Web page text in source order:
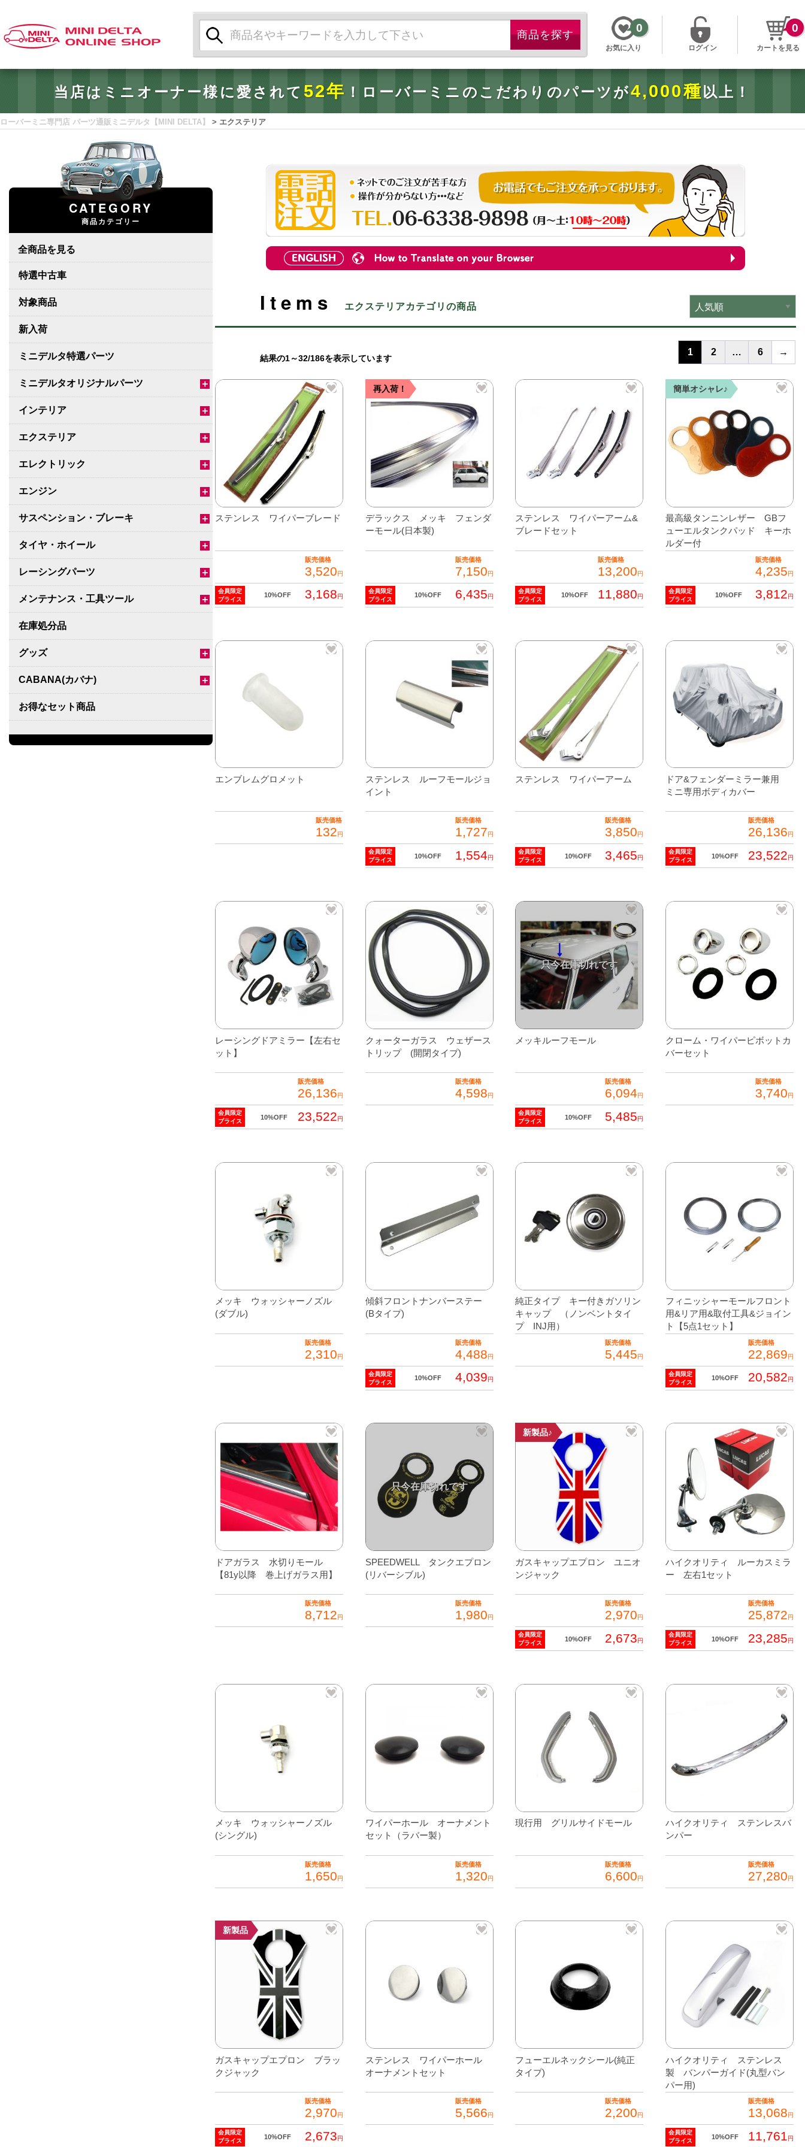
索:
お気に入り
0
ログイン カートを見る
0
当店はミニオーナー様に愛されて52年 ！ローバーミニのこだわりのパーツが4,000種 以上！
ローバーミニ専門店 パーツ通販ミニデルタ【MINI DELTA】 > エクステリア
CATEGORY
商品カテゴリー
全商品を見る
特選中古車
対象商品
新入荷
ミニデルタ特選パーツ
＋
ミニデルタオリジナルパーツ
＋
インテリア
＋
エクステリア
＋
エレクトリック
＋
エンジン
＋
サスペンション・ブレーキ
＋
タイヤ・ホイール
＋
レーシングパーツ
＋
メンテナンス・工具ツール
在庫処分品
＋
グッズ
＋
CABANA(カバナ)
お得なセット商品
チームマルヤマ
Items エクステリアカテゴリの商品
結果の1～32/186を表示しています
1 2 … 6 →
ステンレス ワイパーブレード
販売価格
3,520円
会員限定
プライス
10%OFF 3,168円
再入荷！
デラックス メッキ フェンダ
ーモール(日本製)
販売価格
7,150円
会員限定
プライス
10%OFF 6,435円
ステンレス ワイパーアーム&
ブレードセット
販売価格
13,200円
会員限定
プライス
10%OFF 11,880円
簡単オシャレ♪
最高級タンニンレザー GBフ
ューエルタンクパッド キーホ
ルダー付
販売価格
4,235円
会員限定
プライス
10%OFF 3,812円
商
は
複
リ
エ
ー
シ
ン
が
ま
商
品
ペ
き
エンブレムグロメット
販売価格
132円
ステンレス ルーフモールジョ
イント
販売価格
1,727円
会員限定
プライス
10%OFF 1,554円
ステンレス ワイパーアーム
販売価格
3,850円
会員限定
プライス
10%OFF 3,465円
ドア&フェンダーミラー兼用
ミニ専用ボディカバー
販売価格
26,136円
会員限定
プライス
10%OFF 23,522円
レーシングドアミラー【左右セ
ット】
販売価格
26,136円
会員限定
プライス
10%OFF 23,522円
クォーターガラス ウェザース
トリップ (開閉タイプ)
販売価格
4,598円
メッキルーフモール
販売価格
6,094円
会員限定
プライス
10%OFF 5,485円
クローム・ワイパーピボットカ
バーセット
販売価格
3,740円
メッキ ウォッシャーノズル
(ダブル)
販売価格
2,310円
傾斜フロントナンバーステー
(Bタイプ)
販売価格
4,488円
会員限定
プライス
10%OFF 4,039円
純正タイプ キー付きガソリン
キャップ （ノンベントタイ
プ INJ用）
販売価格
5,445円
フィニッシャーモールフロント
用&リア用&取付工具&ジョイン
ト【5点1セット】
販売価格
22,869円
会員限定
プライス
10%OFF 20,582円
ドアガラス 水切りモール
【81y以降 巻上げガラス用】
販売価格
8,712円
品
エ
ー
シ
ま
す。
商
品
ペ
ら
SPEEDWELL タンクエプロン
(リバーシブル)
販売価格
1,980円
新製品♪
ガスキャップエプロン ユニオ
ンジャック
販売価格
2,970円
会員限定
プライス
10%OFF 2,673円
ハイクオリティ ルーカスミラ
ー 左右1セット
販売価格
25,872円
会員限定
プライス
10%OFF 23,285円
メッキ ウォッシャーノズル
(シングル)
販売価格
1,650円
ワイパーホール オーナメント
セット（ラバー製）
販売価格
1,320円
現行用 グリルサイドモール
販売価格
6,600円
商
リ
エ
ー
シ
ン
ハイクオリティ ステンレスバ
ンパー
販売価格
27,280円
新製品
ガスキャップエプロン ブラッ
クジャック
販売価格
2,970円
会員限定
プライス
10%OFF 2,673円
ステンレス ワイパーホール
オーナメントセット
販売価格
5,566円
フューエルネックシール(純正
タイプ)
販売価格
2,200円
ハイクオリティ ステンレス
製 バンパーガイド(丸型バン
パー用)
販売価格
13,068円
会員限定
プライス
10%OFF 11,761円